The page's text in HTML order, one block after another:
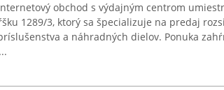
internetový obchod s výdajným centrom
1289/3, ktorý sa špecializuje na predaj
a náhradných dielov. Ponuka